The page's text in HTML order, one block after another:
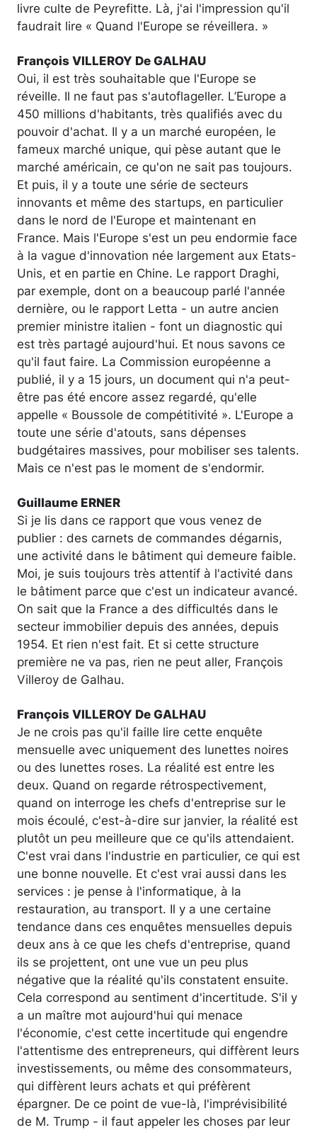
livre culte de Peyrefitte. Là, j'ai l'impression qu'il
faudrait lire « Quand l'Europe se réveillera. »
François VILLEROY De GALHAU
Oui, il est très souhaitable que l'Europe se
réveille. Il ne faut pas s'autoflageller. L’Europe a
450 millions d'habitants, très qualifiés avec du
pouvoir d'achat. Il y a un marché européen, le
fameux marché unique, qui pèse autant que le
marché américain, ce qu'on ne sait pas toujours.
Et puis, il y a toute une série de secteurs
innovants et même des startups, en particulier
dans le nord de l'Europe et maintenant en
France. Mais l'Europe s'est un peu endormie face
à la vague d'innovation née largement aux Etats-
Unis, et en partie en Chine. Le rapport Draghi,
par exemple, dont on a beaucoup parlé l'année
dernière, ou le rapport Letta - un autre ancien
premier ministre italien - font un diagnostic qui
est très partagé aujourd'hui. Et nous savons ce
qu'il faut faire. La Commission européenne a
publié, il y a 15 jours, un document qui n'a peut-
être pas été encore assez regardé, qu'elle
appelle « Boussole de compétitivité ». L'Europe a
toute une série d'atouts, sans dépenses
budgétaires massives, pour mobiliser ses talents.
Mais ce n'est pas le moment de s'endormir.
Guillaume ERNER
Si je lis dans ce rapport que vous venez de
publier : des carnets de commandes dégarnis,
une activité dans le bâtiment qui demeure faible.
Moi, je suis toujours très attentif à l'activité dans
le bâtiment parce que c'est un indicateur avancé.
On sait que la France a des difficultés dans le
secteur immobilier depuis des années, depuis
1954. Et rien n'est fait. Et si cette structure
première ne va pas, rien ne peut aller, François
Villeroy de Galhau.
François VILLEROY De GALHAU
Je ne crois pas qu'il faille lire cette enquête
mensuelle avec uniquement des lunettes noires
ou des lunettes roses. La réalité est entre les
deux. Quand on regarde rétrospectivement,
quand on interroge les chefs d'entreprise sur le
mois écoulé, c'est-à-dire sur janvier, la réalité est
plutôt un peu meilleure que ce qu'ils attendaient.
C'est vrai dans l'industrie en particulier, ce qui est
une bonne nouvelle. Et c'est vrai aussi dans les
services : je pense à l'informatique, à la
restauration, au transport. Il y a une certaine
tendance dans ces enquêtes mensuelles depuis
deux ans à ce que les chefs d'entreprise, quand
ils se projettent, ont une vue un peu plus
négative que la réalité qu'ils constatent ensuite.
Cela correspond au sentiment d'incertitude. S'il y
a un maître mot aujourd'hui qui menace
l'économie, c'est cette incertitude qui engendre
l'attentisme des entrepreneurs, qui diffèrent leurs
investissements, ou même des consommateurs,
qui diffèrent leurs achats et qui préfèrent
épargner. De ce point de vue-là, l'imprévisibilité
de M. Trump - il faut appeler les choses par leur